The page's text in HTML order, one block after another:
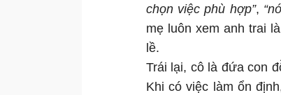
chọn việc phù hợp”,
mẹ luôn xem anh trai
lề.
Trái lại, cô là đứa con
Khi có việc làm ổn